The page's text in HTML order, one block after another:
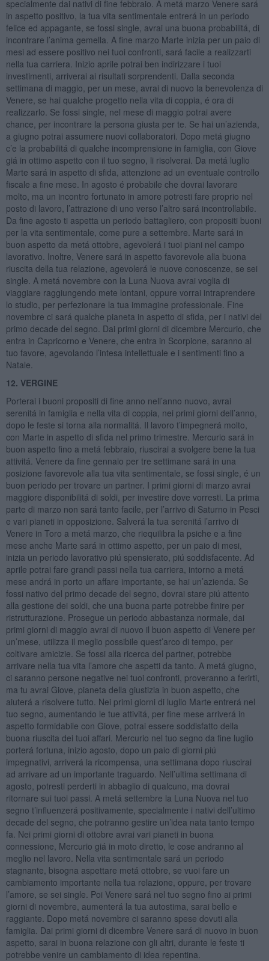
specialmente dai nativi di fine febbraio. A metá marzo Venere sará
in aspetto positivo, la tua vita sentimentale entrerá in un periodo
felice ed appagante, se fossi single, avrai una buona probabilitá, di
incontrare l’anima gemella. A fine marzo Marte inizia per un paio di
mesi ad essere positivo nei tuoi confronti, sará facile a realizzarti
nella tua carriera. Inizio aprile potrai ben indirizzare i tuoi
investimenti, arriverai ai risultati sorprendenti. Dalla seconda
settimana di maggio, per un mese, avrai di nuovo la benevolenza di
Venere, se hai qualche progetto nella vita di coppia, é ora di
realizzarlo. Se fossi single, nel mese di maggio potrai avere
chance, per incontrare la persona giusta per te. Se hai un’azienda,
a giugno potrai assumere nuovi collaboratori. Dopo metá giugno
c’e la probabilitá di qualche incomprensione in famiglia, con Giove
giá in ottimo aspetto con il tuo segno, li risolverai. Da metá luglio
Marte sará in aspetto di sfida, attenzione ad un eventuale controllo
fiscale a fine mese. In agosto é probabile che dovrai lavorare
molto, ma un incontro fortunato in amore potresti fare proprio nel
posto di lavoro, l’attrazione di uno verso l’altro sará incontrollabile.
Da fine agosto ti aspetta un periodo battagliero, con propositi buoni
per la vita sentimentale, come pure a settembre. Marte sará in
buon aspetto da metá ottobre, agevolerá i tuoi piani nel campo
lavorativo. Inoltre, Venere sará in aspetto favorevole alla buona
riuscita della tua relazione, agevolerá le nuove conoscenze, se sei
single. A metá novembre con la Luna Nuova avrai voglia di
viaggiare raggiungendo mete lontani, oppure vorrai intraprendere
lo studio, per perfezionare la tua immagine professionale. Fine
novembre ci sará qualche pianeta in aspetto di sfida, per i nativi del
primo decade del segno. Dai primi giorni di dicembre Mercurio, che
entra in Capricorno e Venere, che entra in Scorpione, saranno al
tuo favore, agevolando l’intesa intellettuale e i sentimenti fino a
Natale.
12. VERGINE
Porterai i buoni propositi di fine anno nell’anno nuovo, avrai
serenitá in famiglia e nella vita di coppia, nei primi giorni dell’anno,
dopo le feste si torna alla normalitá. Il lavoro t’impegnerá molto,
con Marte in aspetto di sfida nel primo trimestre. Mercurio sará in
buon aspetto fino a metá febbraio, riuscirai a svolgere bene la tua
attivitá. Venere da fine gennaio per tre settimane sará in una
posizione favorevole alla tua vita sentimentale, se fossi single, é un
buon periodo per trovare un partner. I primi giorni di marzo avrai
maggiore disponibilitá di soldi, per investire dove vorresti. La prima
parte di marzo non sará tanto facile, per l’arrivo di Saturno in Pesci
e vari pianeti in opposizione. Salverá la tua serenitá l’arrivo di
Venere in Toro a metá marzo, che riequilibra la psiche e a fine
mese anche Marte sará in ottimo aspetto, per un paio di mesi,
inizia un periodo lavorativo piú spensierato, piú soddisfacente. Ad
aprile potrai fare grandi passi nella tua carriera, intorno a metá
mese andrá in porto un affare importante, se hai un’azienda. Se
fossi nativo del primo decade del segno, dovrai stare piú attento
alla gestione dei soldi, che una buona parte potrebbe finire per
ristrutturazione. Prosegue un periodo abbastanza normale, dai
primi giorni di maggio avrai di nuovo il buon aspetto di Venere per
un’mese, utilizza il meglio possibile quest’arco di tempo, per
coltivare amicizie. Se fossi alla ricerca del partner, potrebbe
arrivare nella tua vita l’amore che aspetti da tanto. A metá giugno,
ci saranno persone negative nei tuoi confronti, proveranno a ferirti,
ma tu avrai Giove, pianeta della giustizia in buon aspetto, che
aiuterá a risolvere tutto. Nei primi giorni di luglio Marte entrerá nel
tuo segno, aumentando le tue attivitá, per fine mese arriverá in
aspetto formidabile con Giove, potrai essere soddisfatto della
buona riuscita dei tuoi affari. Mercurio nel tuo segno da fine luglio
porterá fortuna, inizio agosto, dopo un paio di giorni piú
impegnativi, arriverá la ricompensa, una settimana dopo riuscirai
ad arrivare ad un importante traguardo. Nell’ultima settimana di
agosto, potresti perderti in abbaglio di qualcuno, ma dovrai
ritornare sui tuoi passi. A metá settembre la Luna Nuova nel tuo
segno t’influenzerá positivamente, specialmente i nativi dell’ultimo
decade del segno, che potranno gestire un’idea nata tanto tempo
fa. Nei primi giorni di ottobre avrai vari pianeti in buona
connessione, Mercurio giá in moto diretto, le cose andranno al
meglio nel lavoro. Nella vita sentimentale sará un periodo
stagnante, bisogna aspettare metá ottobre, se vuoi fare un
cambiamento importante nella tua relazione, oppure, per trovare
l’amore, se sei single. Poi Venere sará nel tuo segno fino ai primi
giorni di novembre, aumenterá la tua autostima, sarai bello e
raggiante. Dopo metá novembre ci saranno spese dovuti alla
famiglia. Dai primi giorni di dicembre Venere sará di nuovo in buon
aspetto, sarai in buona relazione con gli altri, durante le feste ti
potrebbe venire un cambiamento di idea repentina.